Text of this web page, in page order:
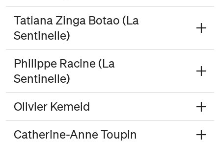
Tatiana Zinga Botao (La
Sentinelle)
Philippe Racine (La
Sentinelle)
Olivier Kemeid
Catherine-Anne Toupin